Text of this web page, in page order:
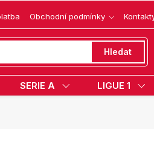
Obchodní podmínky
Hledat
SERIE A LIGUE 1